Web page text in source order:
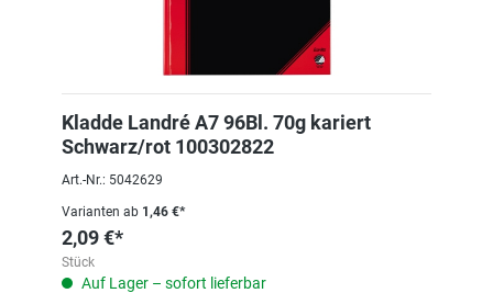
Kladde Landré A7 96Bl. 70g kariert
Schwarz/rot 100302822
Art.-Nr.: 5042629
Varianten ab 1,46 €*
2,09 €*
Stück
Auf Lager – sofort lieferbar